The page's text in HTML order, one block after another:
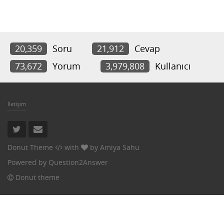
20,359 Soru 21,912
Cevap
73,672
Yorum 3,979,808 Kullanıcı
İletişim
Donut Theme with by Amiya Sahu
Powered by Question2Answer
Donut theme